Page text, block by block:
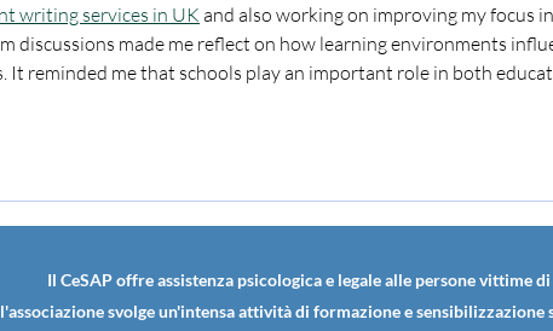
writing services in UK and also working on improving my focus
discussions made me reflect on how learning environments
It reminded me that schools play an important role in both
Il CeSAP offre assistenza psicologica e legale alle persone vittime di
svolge un'intensa attività di formazione e sensibilizzazione